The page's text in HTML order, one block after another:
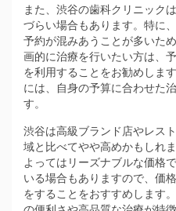
また、渋谷の歯科クリニック
づらい場合もあります。特に
予約が混みあうことが多いた
画的に治療を行いたい方は、
を利用することをお勧めしま
には、自身の予算に合わせた
す。
渋谷は高級ブランド店やレス
域と比べてやや高めかもしれ
よってはリーズナブルな価格
いる場合もありますので、価
をすることをおすすめします